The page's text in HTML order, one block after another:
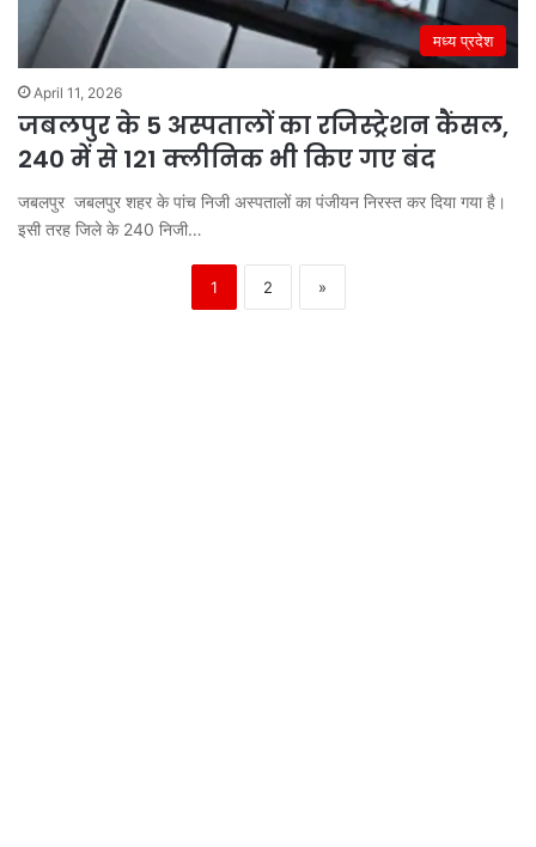
मध्य प्रदेश
April 11, 2026
जबलपुर के 5 अस्पतालों का रजिस्ट्रेशन कैंसल,
240 में से 121 क्लीनिक भी किए गए बंद
जबलपुर जबलपुर शहर के पांच निजी अस्पतालों का पंजीयन निरस्त कर दिया गया है।
इसी तरह जिले के 240 निजी…
1 2 »